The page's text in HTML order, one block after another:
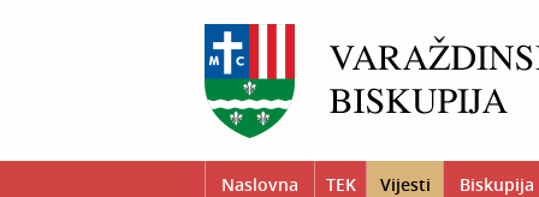
Naslovna TEK Vijesti Biskupija